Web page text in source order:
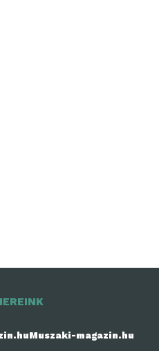
Muszaki-magazin.hu